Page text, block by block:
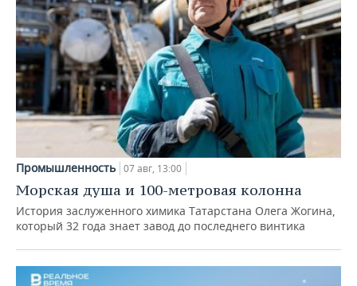
Промышленность 07 авг, 13:00
Морская душа и 100-метровая колонна
История заслуженного химика Татарстана Олега Жогина,
который 32 года знает завод до последнего винтика